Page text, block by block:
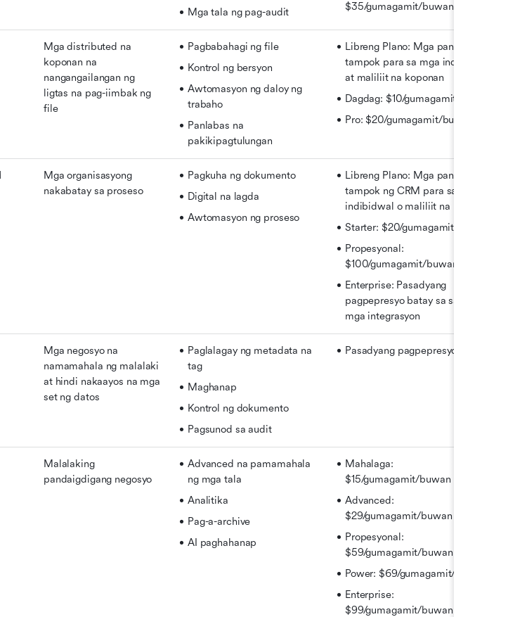
Mga tala ng pag-audit
$35/gumagamit/buwan
Mga distributed na
koponan na
nangangailangan ng
ligtas na pag-iimbak ng
file
Pagbabahagi ng file
Kontrol ng bersyon
Awtomasyon ng daloy ng
trabaho
Panlabas na
pakikipagtulungan
Libreng Plano: Mga pangunahing
tampok para sa mga indibidwal
at maliliit na koponan
Dagdag: $10/gumagamit/buwan
Pro: $20/gumagamit/buwan
Mga organisasyong
nakabatay sa proseso
Pagkuha ng dokumento
Digital na lagda
Awtomasyon ng proseso
Libreng Plano: Mga pangunahing
tampok ng CRM para sa mga
indibidwal o maliliit na koponan
Starter: $20/gumagamit/buwan
Propesyonal:
$100/gumagamit/buwan
Enterprise: Pasadyang
pagpepresyo batay sa saklaw at
mga integrasyon
Mga negosyo na
namamahala ng malalaki
at hindi nakaayos na mga
set ng datos
Paglalagay ng metadata na
tag
Maghanap
Kontrol ng dokumento
Pagsunod sa audit
Pasadyang pagpepresyo
Malalaking
pandaigdigang negosyo
Advanced na pamamahala
ng mga tala
Analitika
Pag-a-archive
AI paghahanap
Mahalaga:
$15/gumagamit/buwan
Advanced:
$29/gumagamit/buwan
Propesyonal:
$59/gumagamit/buwan
Power: $69/gumagamit/buwan
Enterprise:
$99/gumagamit/buwan